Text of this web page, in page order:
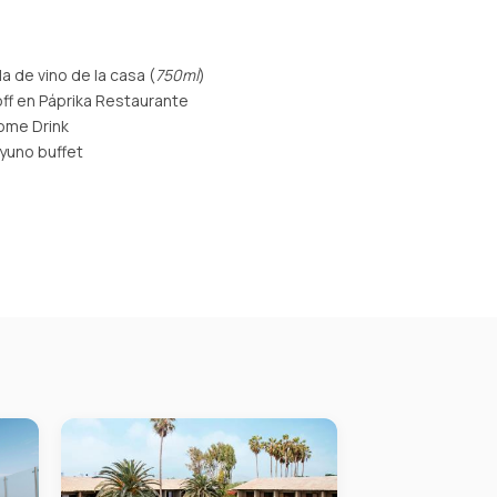
de vino de la casa (750ml)
en Páprika Restaurante
Drink
buffet